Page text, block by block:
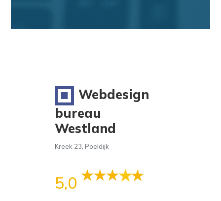
Webdesign
bureau
Westland
Kreek 23, Poeldijk
5,0